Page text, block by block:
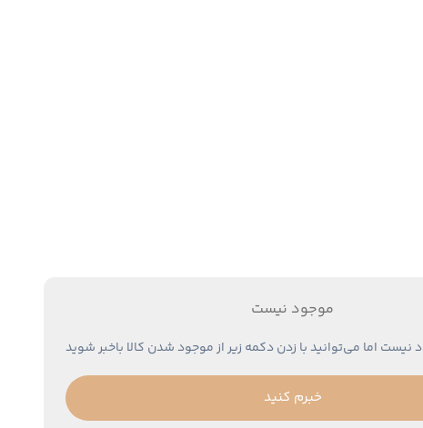
موجود نیست
نیست اما می‌توانید با زدن دکمه زیر از موجود شدن کالا باخبر شوید
خبرم کنید